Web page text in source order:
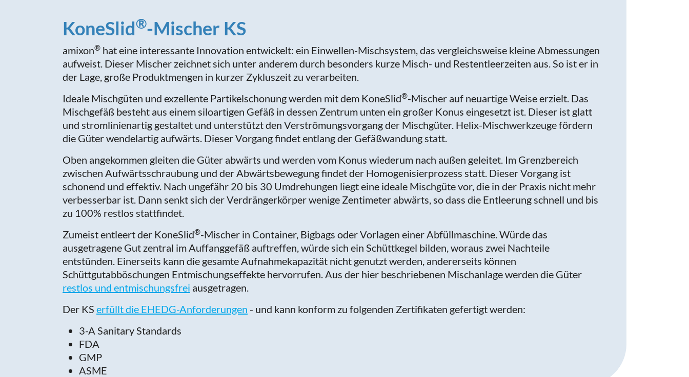
KoneSlid®-Mischer KS
amixon® hat eine interessante Innovation entwickelt: ein Einwellen-Mischsystem, das vergleichsweise kleine Abmessungen
aufweist. Dieser Mischer zeichnet sich unter anderem durch besonders kurze Misch- und Restentleerzeiten aus. So ist er in
der Lage, große Produktmengen in kurzer Zykluszeit zu verarbeiten.
Ideale Mischgüten und exzellente Partikelschonung werden mit dem KoneSlid®-Mischer auf neuartige Weise erzielt. Das
Mischgefäß besteht aus einem siloartigen Gefäß in dessen Zentrum unten ein großer Konus eingesetzt ist. Dieser ist glatt
und stromlinienartig gestaltet und unterstützt den Verströmungsvorgang der Mischgüter. Helix-Mischwerkzeuge fördern
die Güter wendelartig aufwärts. Dieser Vorgang findet entlang der Gefäßwandung statt.
Oben angekommen gleiten die Güter abwärts und werden vom Konus wiederum nach außen geleitet. Im Grenzbereich
zwischen Aufwärtsschraubung und der Abwärtsbewegung findet der Homogenisierprozess statt. Dieser Vorgang ist
schonend und effektiv. Nach ungefähr 20 bis 30 Umdrehungen liegt eine ideale Mischgüte vor, die in der Praxis nicht mehr
verbesserbar ist. Dann senkt sich der Verdrängerkörper wenige Zentimeter abwärts, so dass die Entleerung schnell und bis
zu 100% restlos stattfindet.
Zumeist entleert der KoneSlid®-Mischer in Container, Bigbags oder Vorlagen einer Abfüllmaschine. Würde das
ausgetragene Gut zentral im Auffanggefäß auftreffen, würde sich ein Schüttkegel bilden, woraus zwei Nachteile
entstünden. Einerseits kann die gesamte Aufnahmekapazität nicht genutzt werden, andererseits können
Schüttgutabböschungen Entmischungseffekte hervorrufen. Aus der hier beschriebenen Mischanlage werden die Güter
restlos und entmischungsfrei ausgetragen.
Der KS erfüllt die EHEDG-Anforderungen - und kann konform zu folgenden Zertifikaten gefertigt werden:
3-A Sanitary Standards
FDA
GMP
ASME